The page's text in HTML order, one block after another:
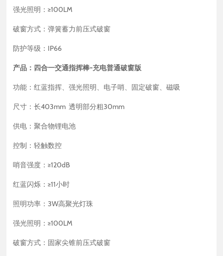
强光照明：≥100LM
破窗方式：弹簧蓄力前压式破窗
防护等级：IP66
产品：四合一交通指挥棒-充电普通破窗版
功能：红蓝指挥、强光照明、电子哨、固定破窗、磁吸
尺寸：长403mm 透明部分粗30mm
供电：聚合物锂电池
控制：轻触数控
哨音强度：≥120dB
红蓝闪烁：≥11小时
照明功率：3W高聚光灯珠
强光照明：≥100LM
破窗方式：固家尖锥前压式破窗